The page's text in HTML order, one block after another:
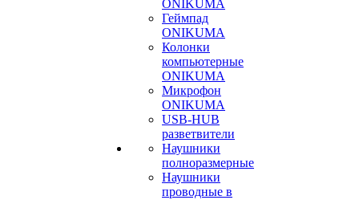
ONIKUMA
Геймпад
ONIKUMA
Колонки
компьютерные
ONIKUMA
Микрофон
ONIKUMA
USB-HUB
разветвители
Наушники
полноразмерные
Наушники
проводные в